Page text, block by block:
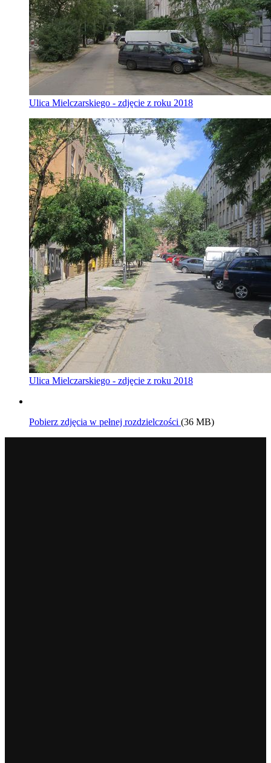
Ulica Mielczarskiego - zdjęcie z roku 2018
Ulica Mielczarskiego - zdjęcie z roku 2018
Pobierz zdjęcia w pełnej rozdzielczości (36 MB)